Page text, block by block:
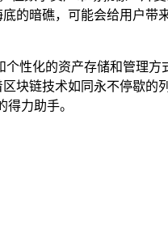
的暗礁，可能会给用户带
性化的资产存储和管理
块链技术如同永不停歇的
力助手。